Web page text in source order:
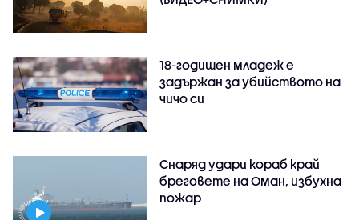
18-годишен младеж е
задържан за убийството на
чичо си
Снаряд удари кораб край
бреговете на Оман, избухна
пожар